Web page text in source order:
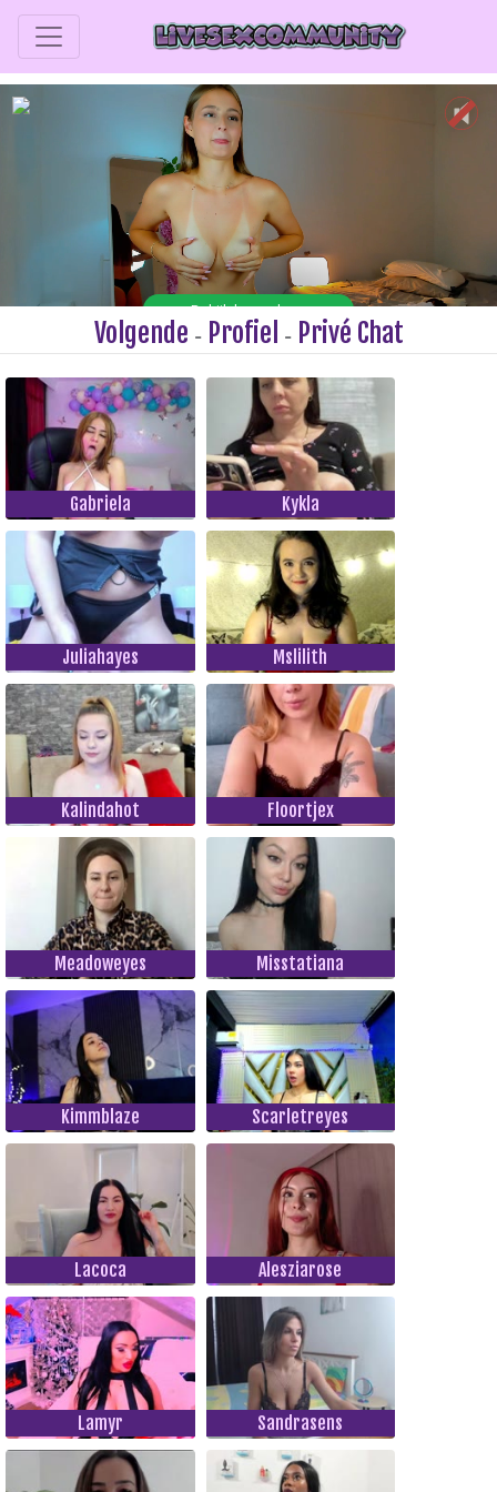
Volgende - Profiel - Privé Chat
Gabriela Kykla
Juliahayes Mslilith
Kalindahot Floortjex
Meadoweyes Misstatiana
Kimmblaze Scarletreyes
Lacoca Alesziarose
Lamyr Sandrasens